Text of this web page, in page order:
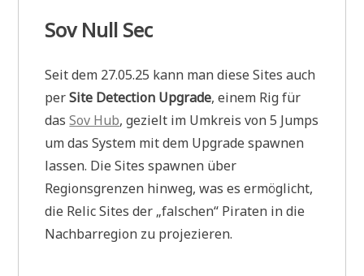
Sov Null Sec
Seit dem 27.05.25 kann man diese Sites auch
perSite Detection Upgrade, einem Rig für
dasSov Hub, gezielt im Umkreis von 5 Jumps
um das System mit dem Upgrade spawnen
lassen. Die Sites spawnen über
Regionsgrenzen hinweg, was es ermöglicht,
die Relic Sites der „falschen“ Piraten in die
Nachbarregion zu projezieren.